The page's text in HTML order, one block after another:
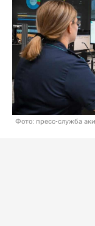
Фото: пресс-служба